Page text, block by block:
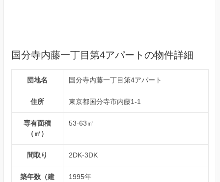
国分寺内藤一丁目第4アパートの物件詳細
団地名 国分寺内藤一丁目第4アパート
住所 東京都国分寺市内藤1-1
専有面積
（㎡）
53-63㎡
間取り 2DK-3DK
築年数（建
1995年